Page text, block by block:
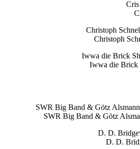
Christoph
Iwwa die Brick
SWR Big Band & Götz
D. D.